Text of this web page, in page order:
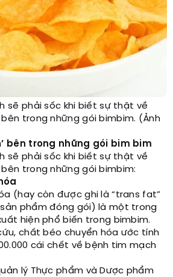
sẽ phải sốc khi biết sự thật về
trong những gói bimbim. (Ảnh
bên trong những gói bim bim
sẽ phải sốc khi biết sự thật về
trong những gói bimbim:
(hay còn được ghi là “trans fat”
phẩm đóng gói) là một trong
hiện phổ biến trong bimbim.
chất béo chuyển hóa ước tính
cái chết về bệnh tim mạch
lý Thực phẩm và Dược phẩm